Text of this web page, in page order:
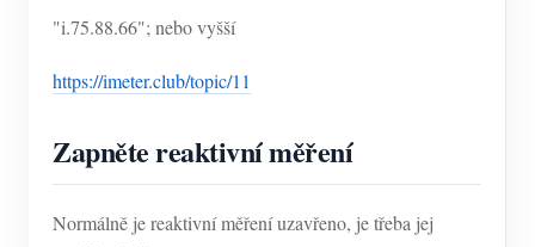
"i.75.88.66"; nebo vyšší
https://imeter.club/topic/11
Zapněte reaktivní měření
Normálně je reaktivní měření uzavřeno, je třeba jej